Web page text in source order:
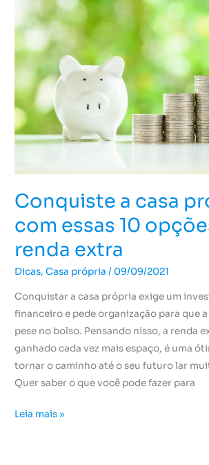
Conquiste a casa
com essas 10
renda extra
Dicas,Casa própria / 09/09/2021
Conquistar a casa própria exige um
financeiro e pede organização para que
pese no bolso. Pensando nisso, a renda
ganhado cada vez mais espaço, é uma
tornar o caminho até o seu futuro lar
Quer saber o que você pode fazer para
casa
própria
com
essas
10
opções
de
Leia mais »